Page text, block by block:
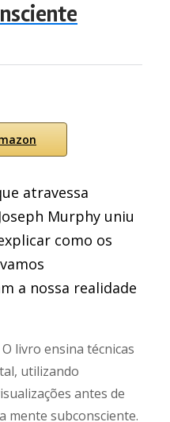
atravessa
Murphy uniu
como os
a nossa realidade
O livro ensina técnicas
utilizando
antes de
mente subconsciente.